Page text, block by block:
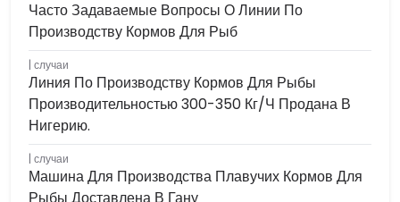
Часто Задаваемые Вопросы О Линии По
Производству Кормов Для Рыб
случаи
Линия По Производству Кормов Для Рыбы
Производительностью 300-350 Кг/ч Продана В
Нигерию.
случаи
Машина Для Производства Плавучих Кормов Для
Рыбы Доставлена ​​в Гану